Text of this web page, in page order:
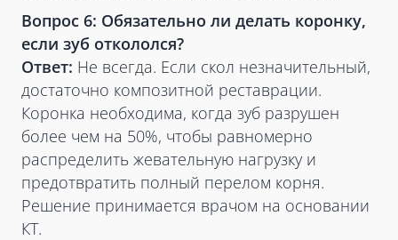
Вопрос 6: Обязательно ли делать коронку,
если зуб откололся?
Ответ: Не всегда. Если скол незначительный,
достаточно композитной реставрации.
Коронка необходима, когда зуб разрушен
более чем на 50%, чтобы равномерно
распределить жевательную нагрузку и
предотвратить полный перелом корня.
Решение принимается врачом на основании
КТ.